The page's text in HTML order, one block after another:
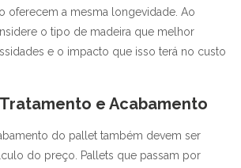
oferecem a mesma longevidade. Ao
o tipo de madeira que melhor
e o impacto que isso terá no custo
e Acabamento
do pallet também devem ser
do preço. Pallets que passam por